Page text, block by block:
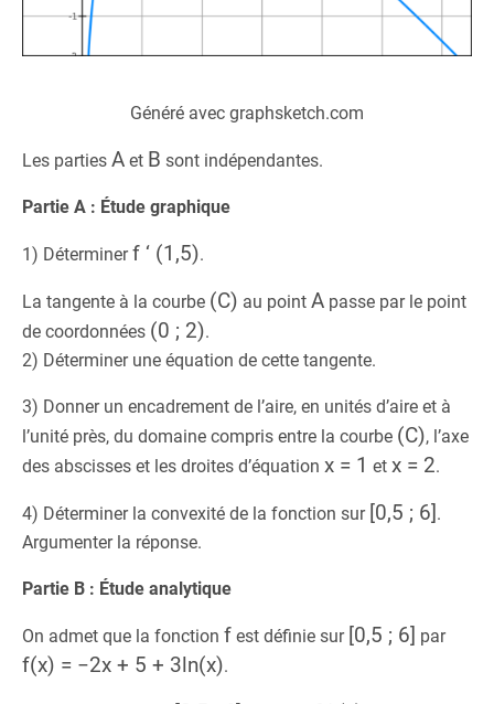
Généré avec graphsketch.com
Les parties A et B sont indépendantes.
Partie A : Étude graphique
1) Déterminerf ‘ (1,5).
La tangente à la courbe (C) au point A passe par le point
de coordonnées (0 ; 2).
2) Déterminer une équation de cette tangente.
3) Donner un encadrement de l’aire, en unités d’aire et à
l’unité près, du domaine compris entre la courbe (C), l’axe
des abscisses et les droites d’équation x = 1 et x = 2.
4) Déterminer la convexité de la fonction sur [0,5 ; 6] .
Argumenter la réponse.
Partie B : Étude analytique
On admet que la fonction f est définie sur [0,5 ; 6] par
f(x) = −2x + 5 + 3ln(x).